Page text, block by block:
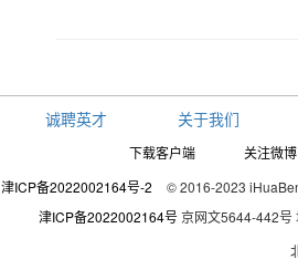
诚聘英才 关于我们
下载客户端 关注微博
津ICP备2022002164号-2
© 2016-2023
津ICP备2022002164号京网文5644-442号